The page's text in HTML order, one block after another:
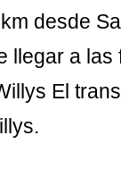
desde
llegar a las
El